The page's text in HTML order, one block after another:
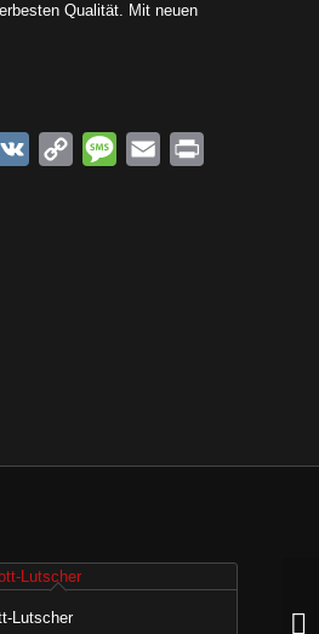
Qualität. Mit neuen
VK
Copy
Message
Email
Lutscher